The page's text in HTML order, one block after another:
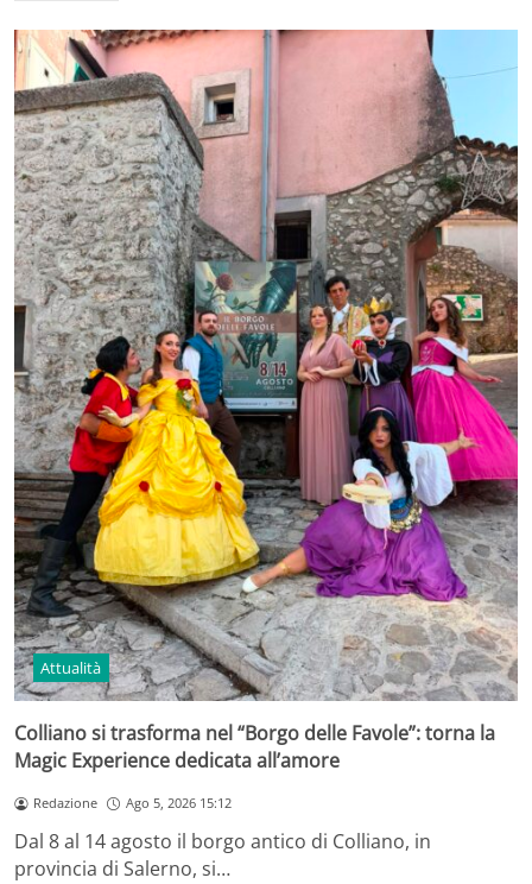
Attualità
Colliano si trasforma nel “Borgo delle Favole”: torna la
Magic Experience dedicata all’amore
Redazione Ago 5, 2026 15:12
Dal 8 al 14 agosto il borgo antico di Colliano, in
provincia di Salerno, si…